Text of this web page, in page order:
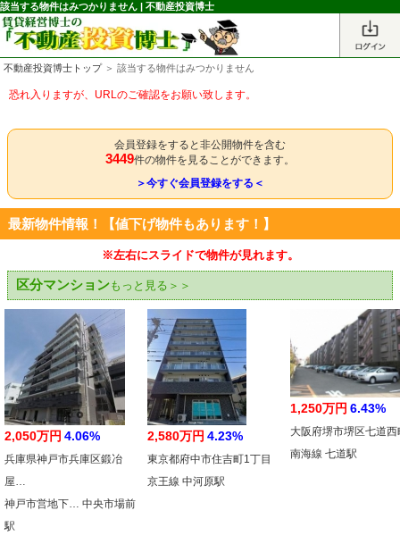
該当する物件はみつかりません | 不動産投資博士
不動産投資博士トップ＞ 該当する物件はみつかりません
恐れ入りますが、URLのご確認をお願い致します。
会員登録をすると非公開物件を含む
3449件の物件を見ることができます。
＞今すぐ会員登録をする＜
最新物件情報！【値下げ物件もあります！】
※左右にスライドで物件が見れます。
区分マンションもっと見る＞＞
2,050万円 4.06%
兵庫県神戸市兵庫区鍛冶
屋…
神戸市営地下… 中央市場前
駅
2,580万円 4.23%
東京都府中市住吉町1丁目
京王線 中河原駅
1,250万円 6.43%
大阪府堺市堺区七道西
南海線 七道駅